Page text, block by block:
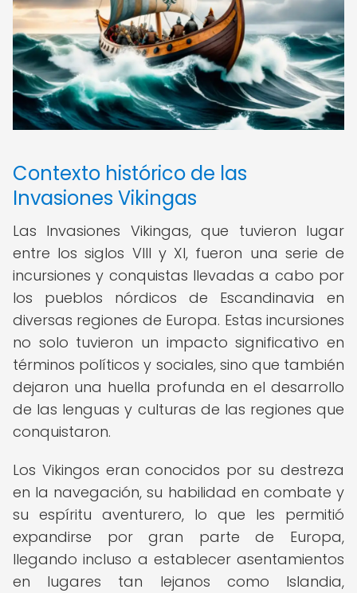
Contexto histórico de las
Invasiones Vikingas
Las Invasiones Vikingas, que tuvieron lugar
entre los siglos VIII y XI, fueron una serie de
incursiones y conquistas llevadas a cabo por
los pueblos nórdicos de Escandinavia en
diversas regiones de Europa. Estas incursiones
no solo tuvieron un impacto significativo en
términos políticos y sociales, sino que también
dejaron una huella profunda en el desarrollo
de las lenguas y culturas de las regiones que
conquistaron.
Los Vikingos eran conocidos por su destreza
en la navegación, su habilidad en combate y
su espíritu aventurero, lo que les permitió
expandirse por gran parte de Europa,
llegando incluso a establecer asentamientos
en lugares tan lejanos como Islandia,